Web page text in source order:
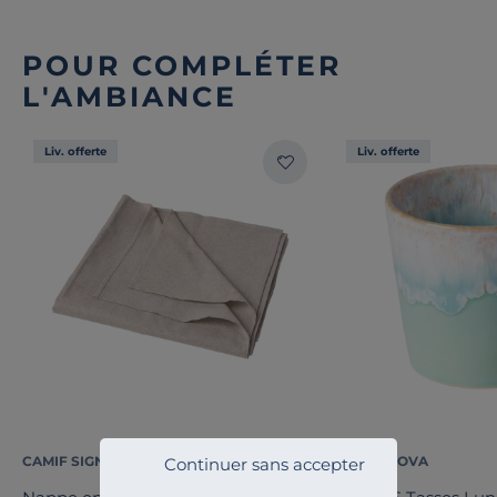
Continuer sans accepter
POUR COMPLÉTER
L'AMBIANCE
Liv. offerte
CAMIF SIGNATURE
Liv. offerte
COSTA NOVA